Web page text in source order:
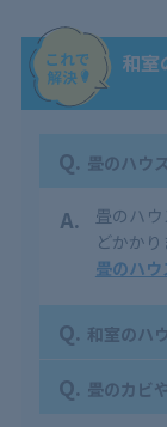
和室
Q. 畳のハウ
A.
畳のハ
どかかり
畳のハ
Q. 和室のハ
Q. 畳のカビ